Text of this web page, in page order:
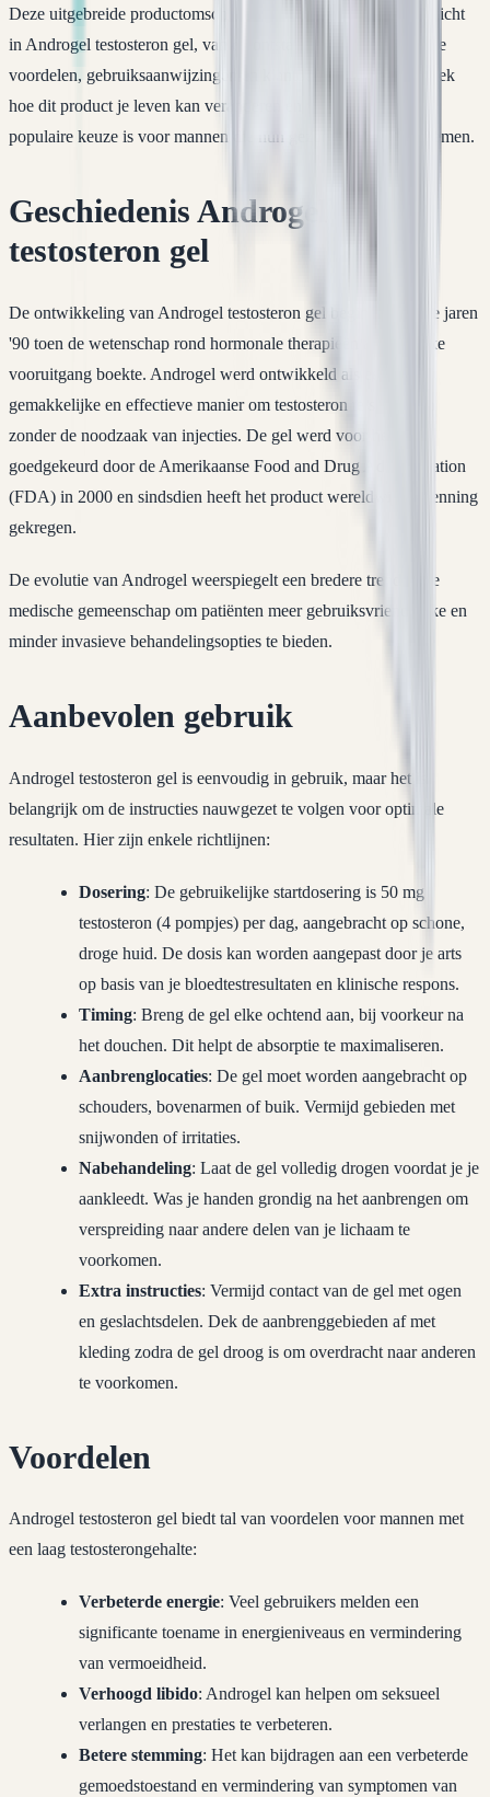
Deze uitgebreide productomschrijving biedt een diepgaand inzicht
in Androgel testosteron gel, van de ontstaansgeschiedenis tot de
voordelen, gebruiksaanwijzingen en klantbeoordelingen. Ontdek
hoe dit product je leven kan veranderen en waarom het een
populaire keuze is voor mannen die hun gezondheid serieus nemen.
Geschiedenis Androgel
testosteron gel
De ontwikkeling van Androgel testosteron gel begint in de late jaren
'90 toen de wetenschap rond hormonale therapieën aanzienlijke
vooruitgang boekte. Androgel werd ontwikkeld als een
gemakkelijke en effectieve manier om testosteron te suppleren
zonder de noodzaak van injecties. De gel werd voor het eerst
goedgekeurd door de Amerikaanse Food and Drug Administration
(FDA) in 2000 en sindsdien heeft het product wereldwijd erkenning
gekregen.
De evolutie van Androgel weerspiegelt een bredere trend in de
medische gemeenschap om patiënten meer gebruiksvriendelijke en
minder invasieve behandelingsopties te bieden.
Aanbevolen gebruik
Androgel testosteron gel is eenvoudig in gebruik, maar het is
belangrijk om de instructies nauwgezet te volgen voor optimale
resultaten. Hier zijn enkele richtlijnen:
Dosering: De gebruikelijke startdosering is 50 mg
testosteron (4 pompjes) per dag, aangebracht op schone,
droge huid. De dosis kan worden aangepast door je arts
op basis van je bloedtestresultaten en klinische respons.
Timing: Breng de gel elke ochtend aan, bij voorkeur na
het douchen. Dit helpt de absorptie te maximaliseren.
Aanbrenglocaties: De gel moet worden aangebracht op
schouders, bovenarmen of buik. Vermijd gebieden met
snijwonden of irritaties.
Nabehandeling: Laat de gel volledig drogen voordat je je
aankleedt. Was je handen grondig na het aanbrengen om
verspreiding naar andere delen van je lichaam te
voorkomen.
Extra instructies: Vermijd contact van de gel met ogen
en geslachtsdelen. Dek de aanbrenggebieden af met
kleding zodra de gel droog is om overdracht naar anderen
te voorkomen.
Voordelen
Androgel testosteron gel biedt tal van voordelen voor mannen met
een laag testosterongehalte:
Verbeterde energie: Veel gebruikers melden een
significante toename in energieniveaus en vermindering
van vermoeidheid.
Verhoogd libido: Androgel kan helpen om seksueel
verlangen en prestaties te verbeteren.
Betere stemming: Het kan bijdragen aan een verbeterde
gemoedstoestand en vermindering van symptomen van